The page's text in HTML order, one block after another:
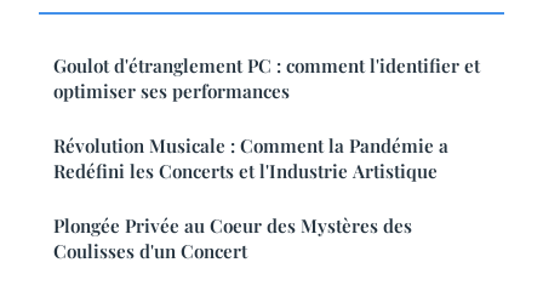
Goulot d'étranglement PC : comment l'identifier et
optimiser ses performances
Révolution Musicale : Comment la Pandémie a
Redéfini les Concerts et l'Industrie Artistique
Plongée Privée au Coeur des Mystères des
Coulisses d'un Concert